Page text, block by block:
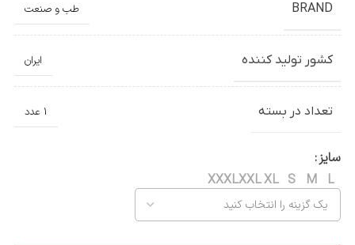
BRAND طب و صنعت
کشور تولید کننده ایران
تعداد در بسته 1 عدد
سایز
L
M
S
XL
XXL
XXXL